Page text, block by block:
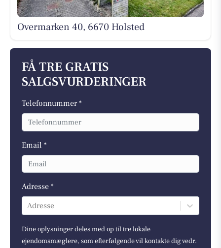
Overmarken 40, 6670 Holsted
FÅ TRE GRATIS
SALGSVURDERINGER
Telefonnummer *
Email *
Adresse *
Adresse
Dine oplysninger deles med op til tre lokale
ejendomsmæglere, som efterfølgende vil kontakte dig vedr.